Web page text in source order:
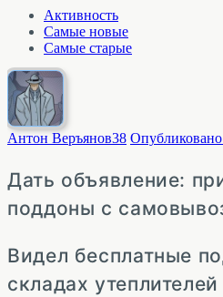
Активность
Самые новые
Самые старые
Антон Веръянов38
Дать объявление:
поддоны с
Видел бесплатные
складах